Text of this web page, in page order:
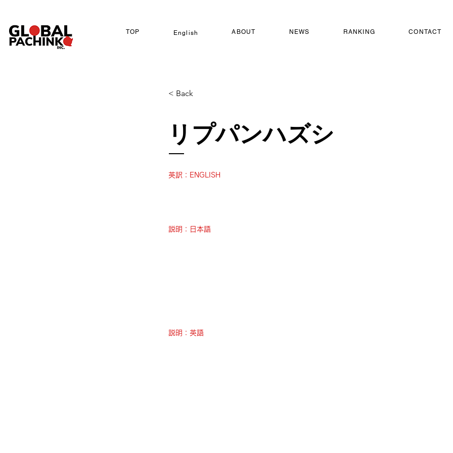
TOP English ABOUT NEWS RANKING CONTACT
< Back
リプパンハズシ
英訳：ENGLISH
説明：日本語
説明：英語